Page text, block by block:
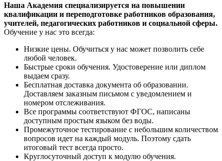
Наша Академия специализируется на повышении
квалификации и переподготовке работников образования,
учителей, педагогических работников и социальной сферы.
Обучение у нас это всегда:
Низкие цены. Обучиться у нас может позволить себе
любой человек.
Быстрые сроки обучения. Удостоверение или диплом
выдаем сразу.
Бесплатная доставка документа об образовании.
Доставляем заказным письмом с уведомлением и
номером отслеживания.
Все программы соответствуют ФГОС, написаны
доступным простым языком без воды.
Промежуточное тестирование с небольшим количеством
вопросов идет на каждый модуль. Поэтому сдать
итоговый тест всегда просто.
Круглосуточный доступ к модулю обучения.